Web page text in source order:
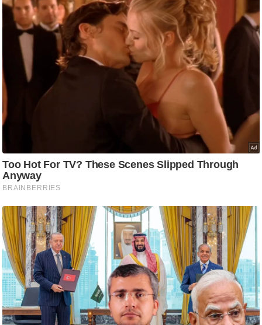
रा
ज
नी
ति
म
सा
म
क
मा
तृ
भू
मि
स्तं
भ